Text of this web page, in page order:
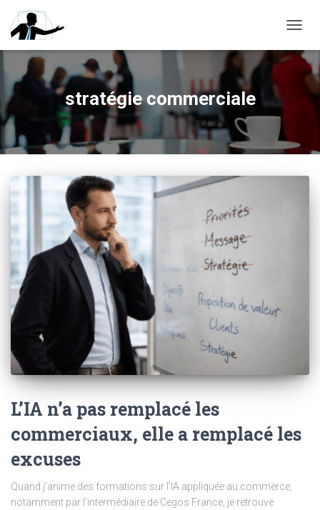
stratégie commerciale
L’IA n’a pas remplacé les
commerciaux, elle a remplacé les
excuses
Quand j’anime des formations sur l’IA appliquée au commerce,
notamment par l’intermédiaire de Cegos France, je retrouve